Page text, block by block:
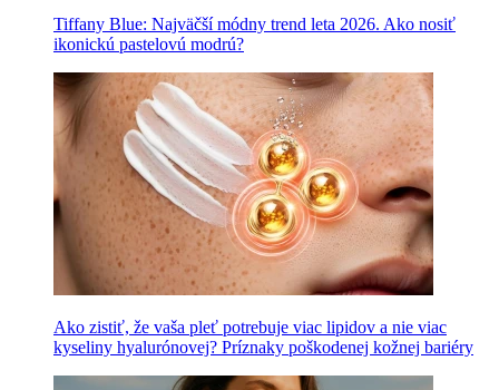
Tiffany Blue: Najväčší módny trend leta 2026. Ako nosiť
ikonickú pastelovú modrú?
Ako zistiť, že vaša pleť potrebuje viac lipidov a nie viac
kyseliny hyalurónovej? Príznaky poškodenej kožnej bariéry